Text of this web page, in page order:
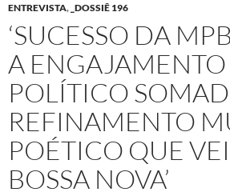
ENTREVISTA, _DOSSIÊ 196
‘SUCESSO DA
A ENGAJAMENTO
POLÍTICO
REFINAMENTO
POÉTICO QUE
BOSSA NOVA’